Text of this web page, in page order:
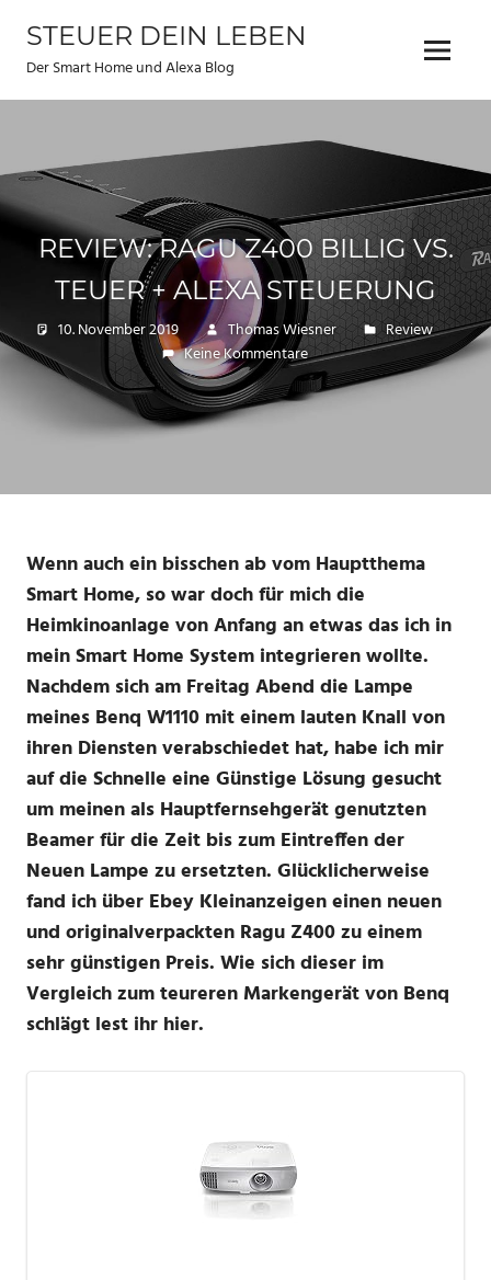
Inhalt
springen
STEUER DEIN LEBEN
Der Smart Home und Alexa Blog Menu
REVIEW: RAGU Z400 BILLIG VS.
TEUER + ALEXA STEUERUNG
10. November 2019 Thomas Wiesner
Review
Keine Kommentare
Wenn auch ein bisschen ab vom Hauptthema
Smart Home, so war doch für mich die
Heimkinoanlage von Anfang an etwas das ich in
mein Smart Home System integrieren wollte.
Nachdem sich am Freitag Abend die Lampe
meines Benq W1110 mit einem lauten Knall von
ihren Diensten verabschiedet hat, habe ich mir
auf die Schnelle eine Günstige Lösung gesucht
um meinen als Hauptfernsehgerät genutzten
Beamer für die Zeit bis zum Eintreffen der
Neuen Lampe zu ersetzten. Glücklicherweise
fand ich über Ebey Kleinanzeigen einen neuen
und originalverpackten Ragu Z400 zu einem
sehr günstigen Preis. Wie sich dieser im
Vergleich zum teureren Markengerät von Benq
schlägt lest ihr hier.